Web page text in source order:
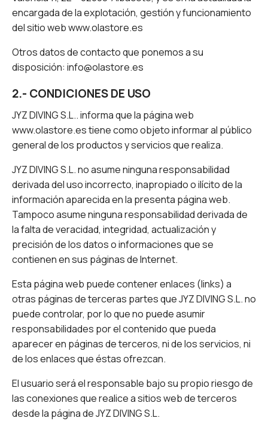
encargada de la explotación, gestión y funcionamiento
del sitio web www.olastore.es
Otros datos de contacto que ponemos a su
disposición: info@olastore.es
2.- CONDICIONES DE USO
JYZ DIVING S.L.. informa que la página web
www.olastore.es tiene como objeto informar al público
general de los productos y servicios que realiza.
JYZ DIVING S.L. no asume ninguna responsabilidad
derivada del uso incorrecto, inapropiado o ilícito de la
información aparecida en la presenta página web.
Tampoco asume ninguna responsabilidad derivada de
la falta de veracidad, integridad, actualización y
precisión de los datos o informaciones que se
contienen en sus páginas de Internet.
Esta página web puede contener enlaces (links) a
otras páginas de terceras partes que JYZ DIVING S.L. no
puede controlar, por lo que no puede asumir
responsabilidades por el contenido que pueda
aparecer en páginas de terceros, ni de los servicios, ni
de los enlaces que éstas ofrezcan.
El usuario será el responsable bajo su propio riesgo de
las conexiones que realice a sitios web de terceros
desde la página de JYZ DIVING S.L.